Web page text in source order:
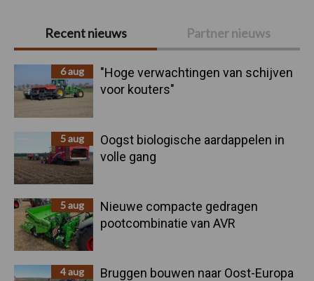
Primaire
Sidebar
Recent nieuws Partner nieuws
6 aug
"Hoge verwachtingen van schijven
voor kouters"
5 aug
Oogst biologische aardappelen in
volle gang
5 aug
Nieuwe compacte gedragen
pootcombinatie van AVR
4 aug Bruggen bouwen naar Oost-Europa